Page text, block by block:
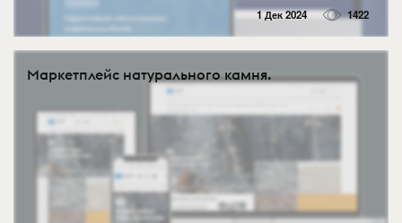
1 Дек 2024 1422
Маркетплейс натурального камня.